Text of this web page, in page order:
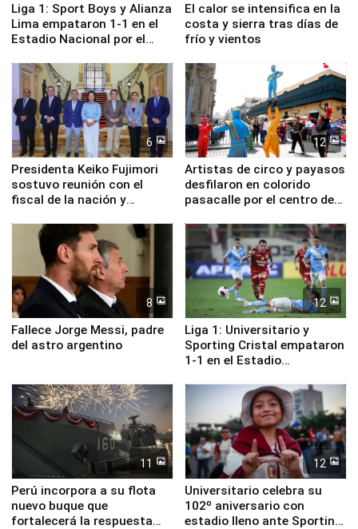
Liga 1: Sport Boys y Alianza
Lima empataron 1-1 en el
Estadio Nacional por el
El calor se intensifica en la
costa y sierra tras días de
frío y vientos
6
Presidenta Keiko Fujimori
sostuvo reunión con el
fiscal de la nación y
12
Artistas de circo y payasos
desfilaron en colorido
pasacalle por el centro de
8
Fallece Jorge Messi, padre
del astro argentino
12
Liga 1: Universitario y
Sporting Cristal empataron
1-1 en el Estadio
11
Perú incorpora a su flota
nuevo buque que
fortalecerá la respuesta
12
Universitario celebra su
102º aniversario con
estadio lleno ante Sporting